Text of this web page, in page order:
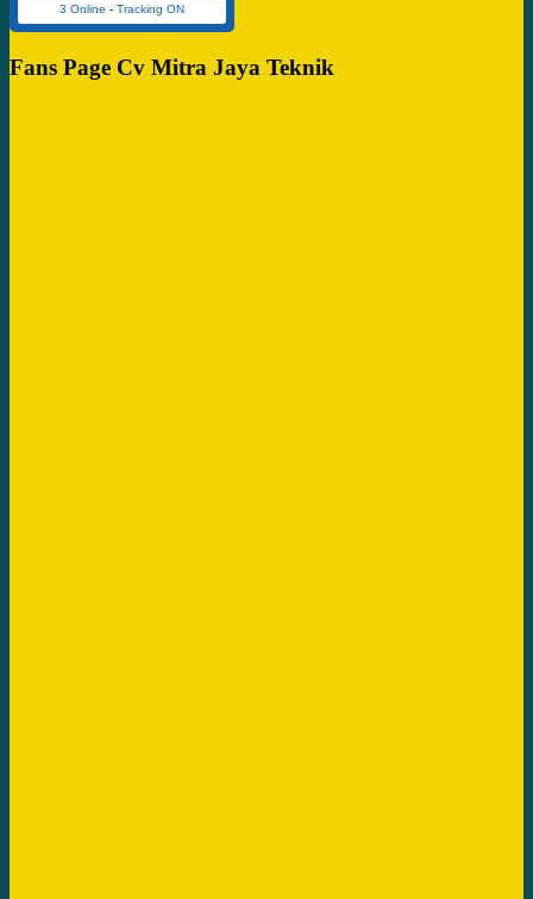
3 Online - Tracking ON
Fans Page Cv Mitra Jaya Teknik